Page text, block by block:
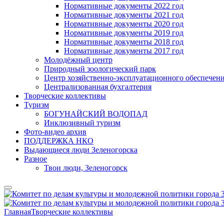
Нормативные документы 2022 год
Нормативные документы 2021 год
Нормативные документы 2020 год
Нормативные документы 2019 год
Нормативные документы 2018 год
Нормативные документы 2017 год
Молодёжный центр
Природный зоологический парк
Центр хозяйственно-эксплуатационного
Централизованная бухгалтерия
Творческие коллективы
Туризм
БОГУНАЙСКИЙ ВОДОПАД
Инклюзивный туризм
Фото-видео архив
ПОДДЕРЖКА НКО
Выдающиеся люди Зеленогорска
Разное
Твои люди, Зеленогорск
ГлавнаяТворческие коллективы